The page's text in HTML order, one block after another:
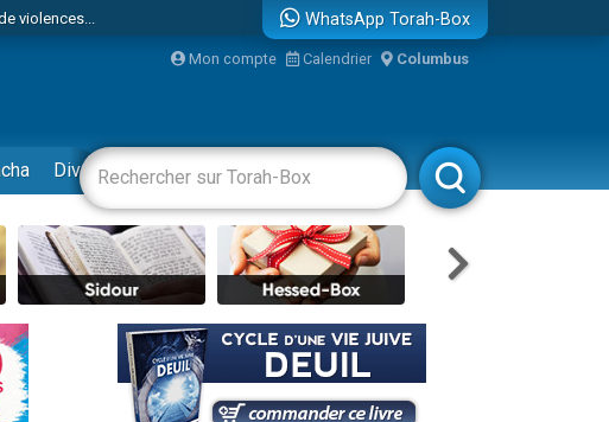
violences...
insalubre
WhatsApp Torah-Box
Mon compte Calendrier Columbus
Divertissements Livres Rabbanim